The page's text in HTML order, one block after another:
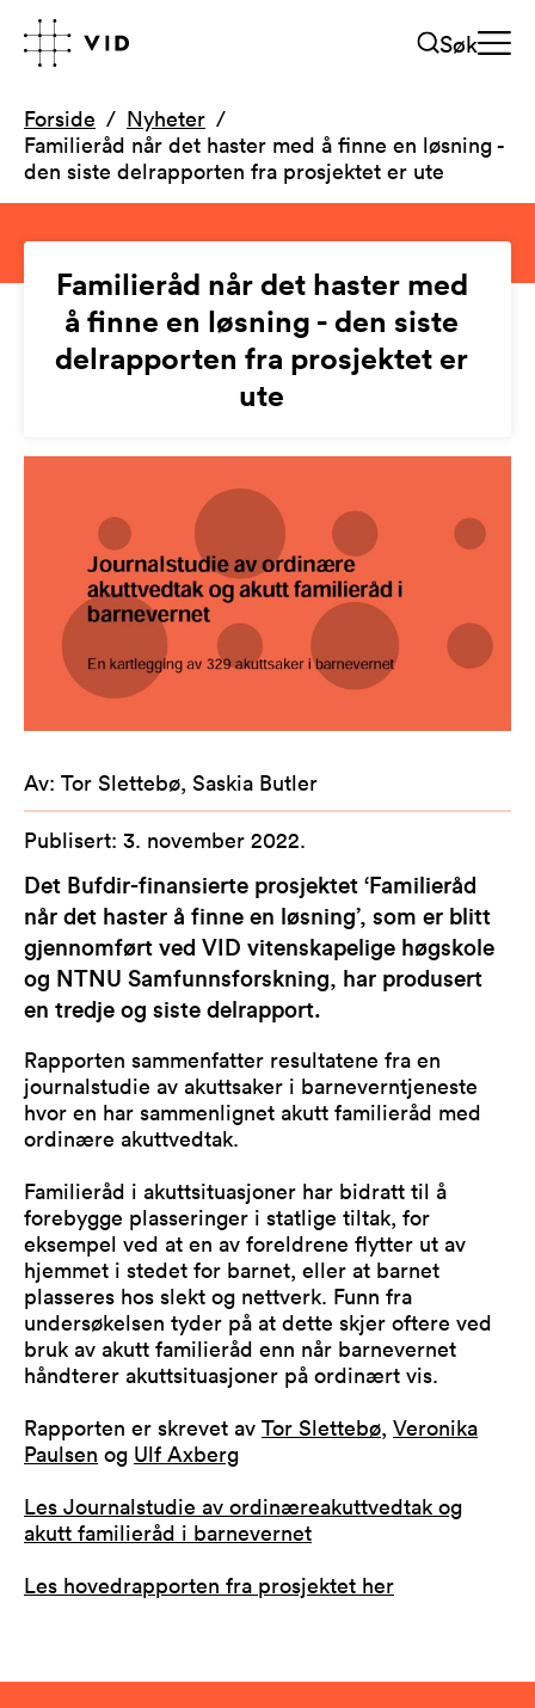
Søk
Forside
Nyheter
Familieråd når det haster med å finne en løsning -
den siste delrapporten fra prosjektet er ute
Familieråd når det haster med
å finne en løsning - den siste
delrapporten fra prosjektet er
ute
Av: Tor Slettebø, Saskia Butler
Publisert: 3. november 2022.
Det Bufdir-finansierte prosjektet ‘Familieråd
når det haster å finne en løsning’, som er blitt
gjennomført ved VID vitenskapelige høgskole
og NTNU Samfunnsforskning, har produsert
en tredje og siste delrapport.
Rapporten sammenfatter resultatene fra en
journalstudie av akuttsaker i barneverntjeneste
hvor en har sammenlignet akutt familieråd med
ordinære akuttvedtak.
Familieråd i akuttsituasjoner har bidratt til å
forebygge plasseringer i statlige tiltak, for
eksempel ved at en av foreldrene flytter ut av
hjemmet i stedet for barnet, eller at barnet
plasseres hos slekt og nettverk. Funn fra
undersøkelsen tyder på at dette skjer oftere ved
bruk av akutt familieråd enn når barnevernet
håndterer akuttsituasjoner på ordinært vis.
Rapporten er skrevet av Tor Slettebø, Veronika
Paulsen og Ulf Axberg
Les Journalstudie av ordinæreakuttvedtak og
akutt familieråd i barnevernet
Les hovedrapporten fra prosjektet her